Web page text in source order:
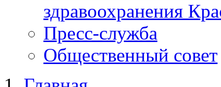
здравоохранения
Пресс-служба
Общественный совет